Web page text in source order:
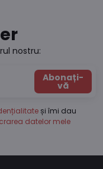
nostru:
Abonați-
vă
și îmi dau
datelor mele